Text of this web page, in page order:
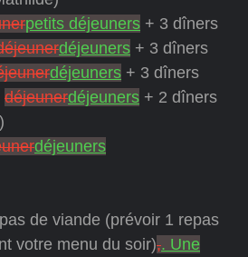
petits déjeuners + 3 dîners
déjeuners + 3 dîners
déjeuners + 3 dîners
déjeunerdéjeuners + 2 dîners
déjeuners
de viande (prévoir 1 repas
votre menu du soir),. Une